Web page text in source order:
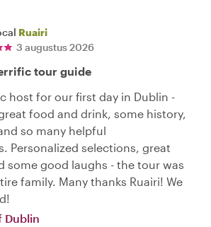
Ruairi
3 augustus 2026
tour guide
host for our first day in Dublin -
food and drink, some history,
so many helpful
Personalized selections, great
some good laughs - the tour was
family. Many thanks Ruairi! We
Dublin